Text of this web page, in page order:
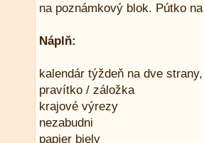
na poznámkový blok. Pútko
Náplň:
kalendár týždeň na dve
pravítko / záložka
krajové výrezy
nezabudni
papier biely